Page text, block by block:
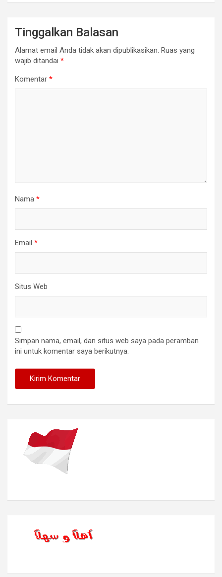
Tinggalkan Balasan
Alamat email Anda tidak akan dipublikasikan. Ruas yang
wajib ditandai *
Komentar *
Nama *
Email *
Situs Web
Simpan nama, email, dan situs web saya pada peramban
ini untuk komentar saya berikutnya.